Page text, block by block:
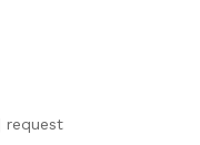
request